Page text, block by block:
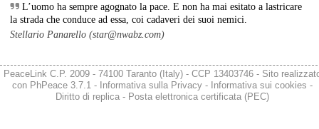
Il 9 agosto 1945, gli Stati Uniti sganciarono una seconda bomba
atomica (chiamata "Fat Man") sulla città giapponese di Nagasaki.
L'attacco nucleare avvenne a tre giorni di distanza da quello di
peacelink.it/segnala
L’uomo ha sempre agognato la pace. E non ha mai esitato a lastricare
la strada che conduce ad essa, coi cadaveri dei suoi nemici.
Stellario Panarello (star@nwabz.com)
PeaceLink C.P. 2009 - 74100 Taranto (Italy) - CCP 13403746 - Sito
con PhPeace 3.7.1 - Informativa sulla Privacy- Informativa sui cookies -
Diritto di replica- Posta elettronica certificata (PEC)